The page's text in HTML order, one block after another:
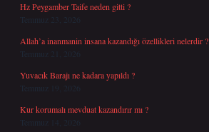
Hz Peygamber Taife neden gitti ?
Temmuz 23, 2026
Allah’a inanmanin insana kazandığı özellikleri nelerdir ?
Temmuz 21, 2026
Yuvacık Barajı ne kadara yapıldı ?
Temmuz 19, 2026
Kur korumalı mevduat kazandırır mı ?
Temmuz 14, 2026